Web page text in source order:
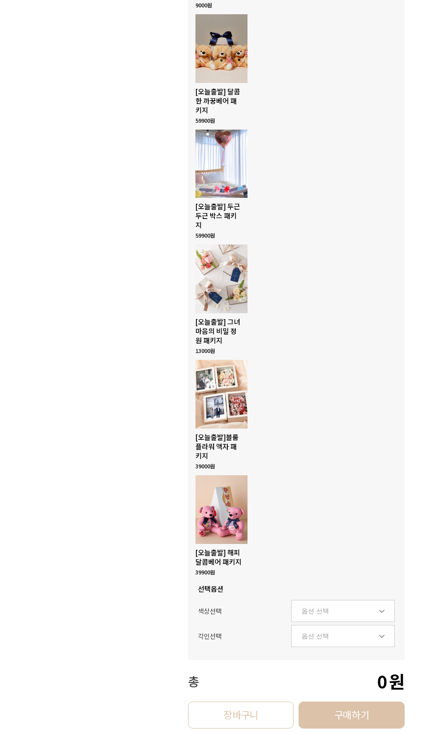
9000원
[오늘출발] 달콤
한 까꿍베어 패
키지
59900원
[오늘출발] 두근
두근 박스 패키
지
59900원
[오늘출발] 그녀
마음의 비밀 정
원 패키지
13000원
[오늘출발]블룸
플라워 액자 패
키지
39000원
[오늘출발] 해피
달콤베어 패키지
39900원
선택옵션
색상선택
각인선택
총 0원
장바구니 구매하기